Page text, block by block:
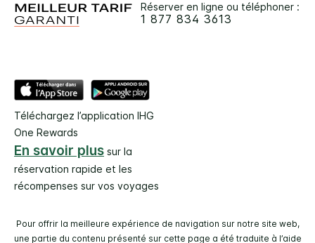
Réserver en ligne ou téléphoner :
1 877 834 3613
Téléchargez l’application IHG
One Rewards
En savoir plus sur la
réservation rapide et les
récompenses sur vos voyages
Pour offrir la meilleure expérience de navigation sur notre site web,
une partie du contenu présenté sur cette page a été traduite à l’aide